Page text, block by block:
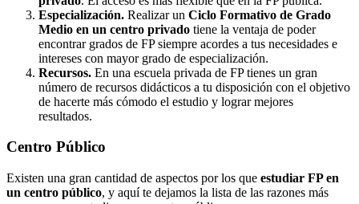
Especialización. Realizar un Ciclo Formativo de Grado
Medio en un centro privado tiene la ventaja de poder
encontrar grados de FP siempre acordes a tus necesidades e
intereses con mayor grado de especialización.
Recursos. En una escuela privada de FP tienes un gran
número de recursos didácticos a tu disposición con el objetivo
de hacerte más cómodo el estudio y lograr mejores
resultados.
Centro Público
Existen una gran cantidad de aspectos por los que estudiar FP en
un centro público, y aquí te dejamos la lista de las razones más